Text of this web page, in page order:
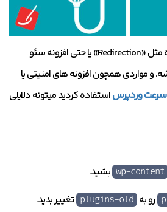
خیلی از مواقع یه افزونه ساده مثل «Redirection» یا حتی افزونه سئو
و مواردی همچون افزونه های امنیتی یا
سرعت وردپرساستفاده کردید میتونه دلایلی
wp-content بشید.
رو به plugins-old تغییر بدید.